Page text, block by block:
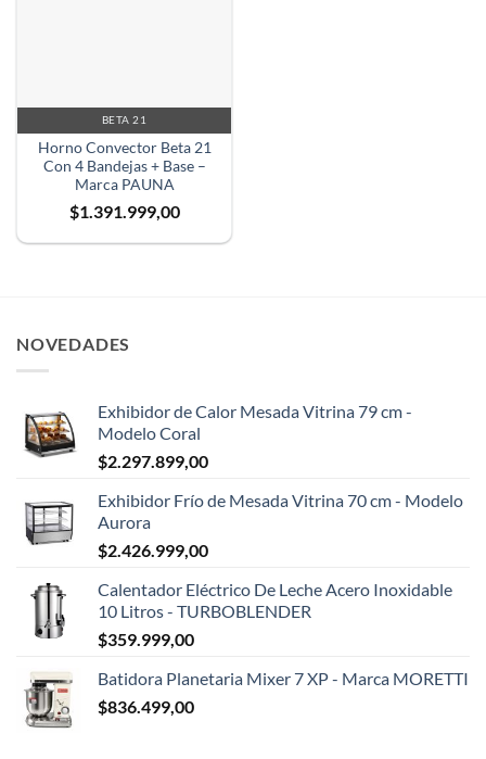
BETA 21
Horno Convector Beta 21
Con 4 Bandejas + Base –
Marca PAUNA
$1.391.999,00
NOVEDADES
Exhibidor de Calor Mesada Vitrina 79 cm -
Modelo Coral
$2.297.899,00
Exhibidor Frío de Mesada Vitrina 70 cm - Modelo
Aurora
$2.426.999,00
Calentador Eléctrico De Leche Acero Inoxidable
10 Litros - TURBOBLENDER
$359.999,00
Batidora Planetaria Mixer 7 XP - Marca MORETTI
$836.499,00